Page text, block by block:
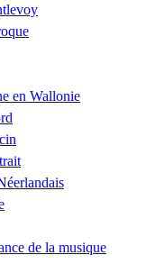
en Wallonie
de la musique